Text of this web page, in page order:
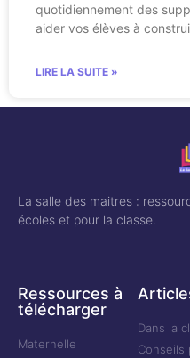
quotidiennement des
aider vos élèves à
LIRE LA SUITE »
La salle des maitres :
écoles et pour la classe.
Ressources à
télécharger
Maternelle
Dans la
Conseils